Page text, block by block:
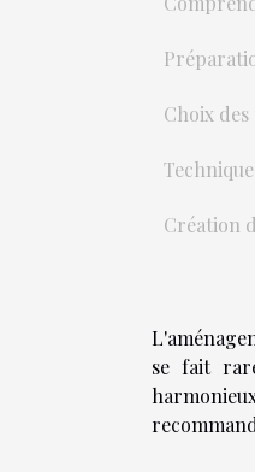
Choix
Création
se fait